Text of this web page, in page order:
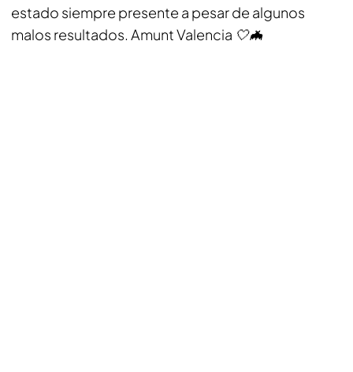
estado siempre presente a pesar de algunos
malos resultados. Amunt Valencia 🤍🦇